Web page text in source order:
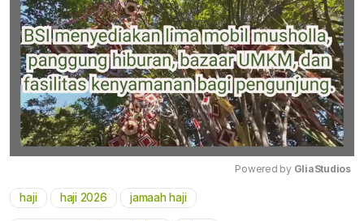
Powered by GliaStudios
haji haji 2026 jamaah haji